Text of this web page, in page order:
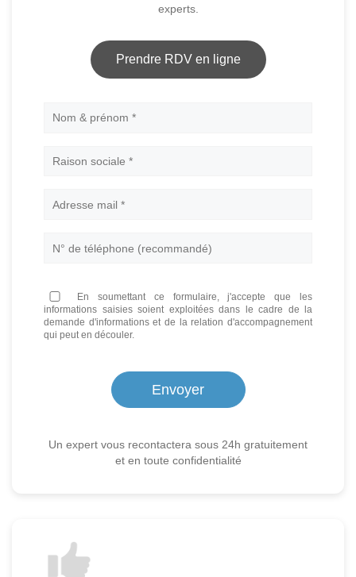
experts.
Prendre RDV en ligne
Nom
En soumettant ce formulaire, j'accepte que les
informations saisies soient exploitées dans le cadre de la
demande d'informations et de la relation d'accompagnement
qui peut en découler.
Un expert vous recontactera sous 24h gratuitement
et en toute confidentialité